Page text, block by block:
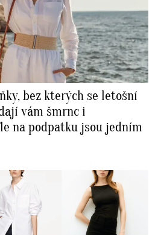
bez kterých se letošní
vám šmrnc i
na podpatku jsou jedním